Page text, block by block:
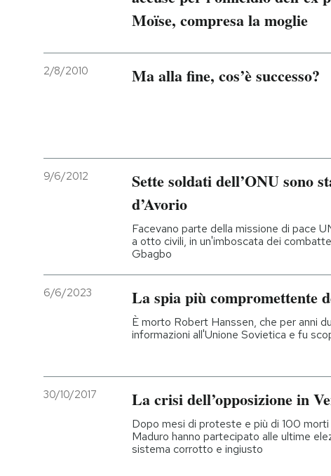
Moïse, compresa la moglie
2/8/2010 Ma alla fine, cos’è successo?
9/6/2012
Sette soldati dell’ONU sono
d’Avorio
Facevano parte della missione di pace
a otto civili, in un'imboscata dei
Gbagbo
6/6/2023 La spia più compromettente
È morto Robert Hanssen, che per anni
informazioni all'Unione Sovietica e fu
30/10/2017 La crisi dell’opposizione in
Dopo mesi di proteste e più di 100
Maduro hanno partecipato alle ultime
sistema corrotto e ingiusto